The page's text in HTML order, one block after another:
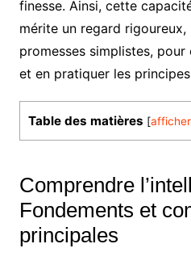
finesse. Ainsi, cette
mérite un regard
promesses simplistes, pour
et en pratiquer les
Table des matières [afficher
Comprendre
Fondements et
principales